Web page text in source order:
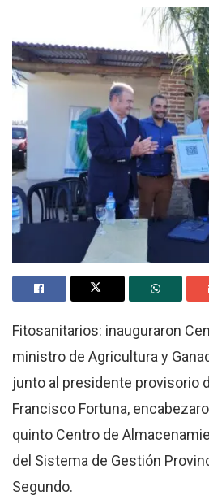
Fitosanitarios: inauguraron
ministro de Agricultura y
junto al presidente provisorio
Francisco Fortuna,
quinto Centro de
del Sistema de Gestión
Segundo.